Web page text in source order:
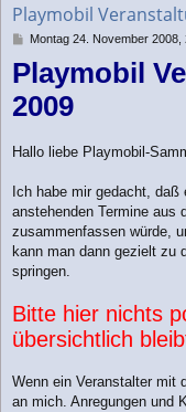
Playmobil
B
i
r
a
Montag 24. November 2008,
Playmobil
2009
Hallo liebe Playmobil-
Ich habe mir gedacht,
anstehenden Termine aus
zusammenfassen würde,
kann man dann gezielt zu
springen.
Bitte hier nichts
übersichtlich
Wenn ein Veranstalter mit
an mich. Anregungen und